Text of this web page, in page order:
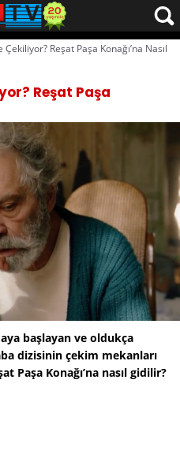
Reşat Paşa Konağı’na Nasıl
Reşat Paşa
başlayan ve oldukça
dizisinin çekim mekanları
Paşa Konağı’na nasıl gidilir?